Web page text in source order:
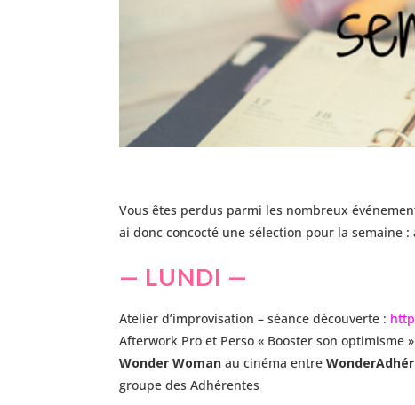
Vous êtes perdus parmi les nombreux
ai donc concocté une sélection pour la semaine :
— LUNDI —
Atelier d’improvisation – séance découverte :
Afterwork Pro et Perso « Booster son optimisme
Wonder Woman au cinéma entre
groupe des Adhérentes